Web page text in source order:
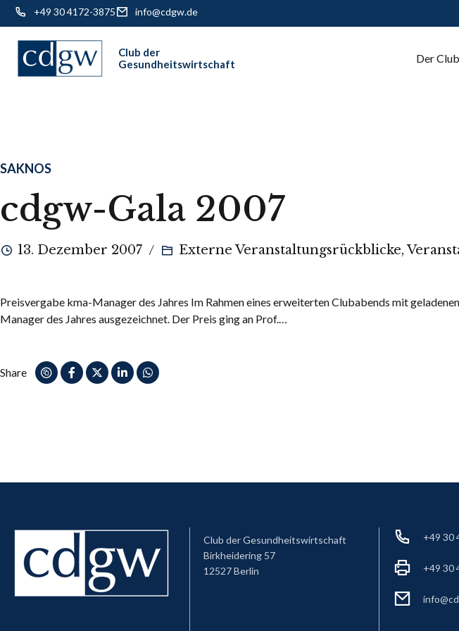
+49 30 4172-3875 info@cdgw.de
Skip
Der Club
SAKNOS
cdgw-Gala 2007
13. Dezember 2007 Externe Veranstaltungsrückblicke,
Preisvergabe kma-Manager des Jahres Im Rahmen eines erweiterten Clubabends mit
Manager des Jahres ausgezeichnet. Der Preis ging an Prof.…
Share
Club der Gesundheitswirtschaft
Birkheidering 57
12527 Berlin
+49 30
+49 30